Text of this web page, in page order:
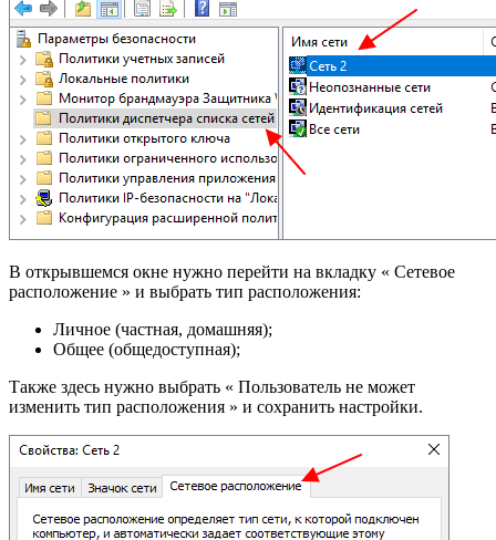
В открывшемся окне нужно перейти на вкладку « Сетевое
расположение » и выбрать тип расположения:
Личное (частная, домашняя);
Общее (общедоступная);
Также здесь нужно выбрать « Пользователь не может
изменить тип расположения » и сохранить настройки.